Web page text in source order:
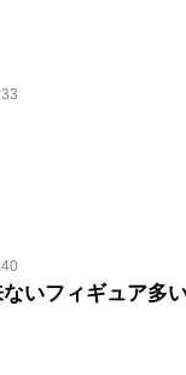
いフィギュア多